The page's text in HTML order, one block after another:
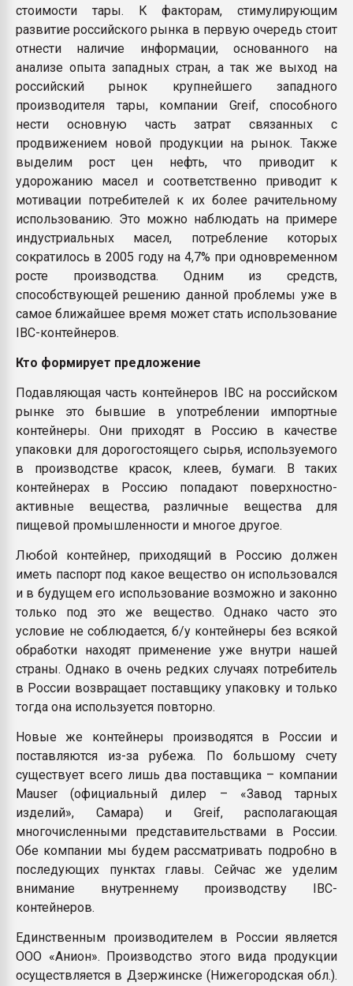
стоимости тары. К факторам, стимулирующим
развитие российского рынка в первую очередь стоит
отнести наличие информации, основанного на
анализе опыта западных стран, а так же выход на
российский рынок крупнейшего западного
производителя тары, компании Greif, способного
нести основную часть затрат связанных с
продвижением новой продукции на рынок. Также
выделим рост цен нефть, что приводит к
удорожанию масел и соответственно приводит к
мотивации потребителей к их более рачительному
использованию. Это можно наблюдать на примере
индустриальных масел, потребление которых
сократилось в 2005 году на 4,7% при одновременном
росте производства. Одним из средств,
способствующей решению данной проблемы уже в
самое ближайшее время может стать использование
IBC-контейнеров.
Кто формирует предложение
Подавляющая часть контейнеров IBC на российском
рынке это бывшие в употреблении импортные
контейнеры. Они приходят в Россию в качестве
упаковки для дорогостоящего сырья, используемого
в производстве красок, клеев, бумаги. В таких
контейнерах в Россию попадают поверхностно-
активные вещества, различные вещества для
пищевой промышленности и многое другое.
Любой контейнер, приходящий в Россию должен
иметь паспорт под какое вещество он использовался
и в будущем его использование возможно и законно
только под это же вещество. Однако часто это
условие не соблюдается, б/у контейнеры без всякой
обработки находят применение уже внутри нашей
страны. Однако в очень редких случаях потребитель
в России возвращает поставщику упаковку и только
тогда она используется повторно.
Новые же контейнеры производятся в России и
поставляются из-за рубежа. По большому счету
существует всего лишь два поставщика – компании
Mauser (официальный дилер – «Завод тарных
изделий», Самара) и Greif, располагающая
многочисленными представительствами в России.
Обе компании мы будем рассматривать подробно в
последующих пунктах главы. Сейчас же уделим
внимание внутреннему производству IBC-
контейнеров.
Единственным производителем в России является
ООО «Анион». Производство этого вида продукции
осуществляется в Дзержинске (Нижегородская обл.).